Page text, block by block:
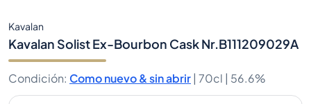
Kavalan
Kavalan Solist Ex-Bourbon Cask Nr.B111209029A
Condición: Como nuevo & sin abrir | 70cl | 56.6%